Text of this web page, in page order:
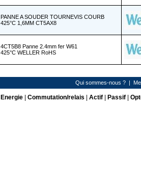
PANNE A SOUDER TOURNEVIS COURB
425°C 1,6MM CT5AX8
4CT5B8 Panne 2.4mm fer W61
425°C WELLER RoHS
Qui sommes-nous ? |
Energie| Commutation/relais Actif| Passif|